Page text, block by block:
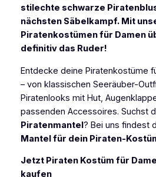
stilechte schwarze
nächsten Säbelkampf. Mit
Piratenkostümen für Damen
definitiv das Ruder!
Entdecke deine Piratenkostüme
– von klassischen Seeräuber-
Piratenlooks mit Hut,
passenden Accessoires. Suchst
Piratenmantel? Bei uns findest
Mantel für dein Piraten-
Jetzt Piraten Kostüm für
kaufen